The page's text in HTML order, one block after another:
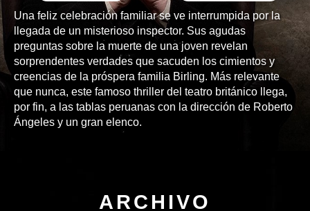
Una feliz celebración familiar se ve interrumpida por la
llegada de un misterioso inspector. Sus agudas
preguntas sobre la muerte de una joven revelan
sorprendentes verdades que sacuden los cimientos y
creencias de la próspera familia Birling. Más relevante
que nunca, este famoso thriller del teatro británico llega,
por fin, a las tablas peruanas con la dirección de Roberto
Ángeles y un gran elenco.
ARCHIVO